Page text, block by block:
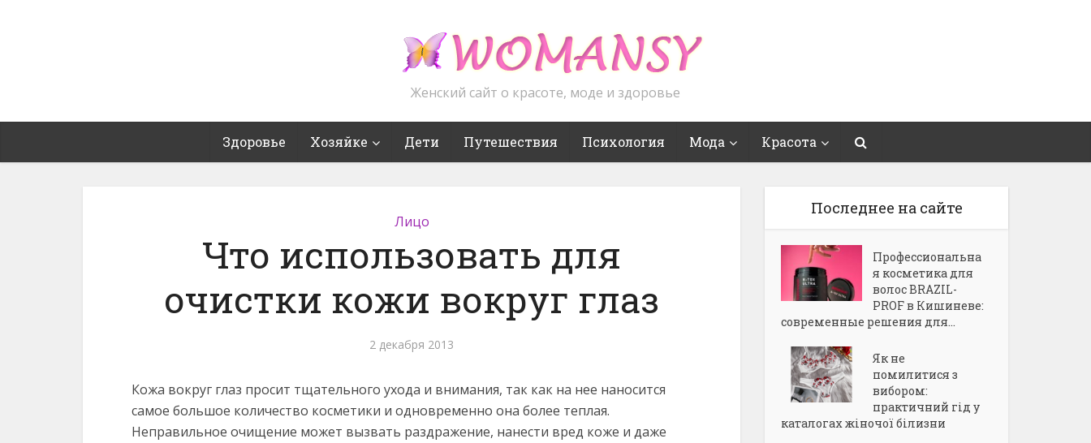
Женский сайт о красоте, моде и здоровье
Здоровье Хозяйке Дети Путешествия Психология Мода Красота
Лицо
Что использовать для
очистки кожи вокруг глаз
2 декабря 2013
Кожа вокруг глаз просит тщательного ухода и внимания, так как на нее наносится
самое большое количество косметики и одновременно она более теплая.
Неправильное очищение может вызвать раздражение, нанести вред коже и даже
Последнее на сайте
Профессиональна
я косметика для
волос BRAZIL-
PROF в Кишиневе:
современные решения для...
Як не
помилитися з
вибором:
практичний гід у
каталогах жіночої білизни